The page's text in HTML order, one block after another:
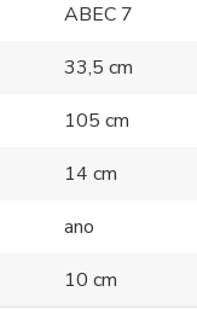
ABEC 7
33,5 cm
105 cm
14 cm
ano
10 cm